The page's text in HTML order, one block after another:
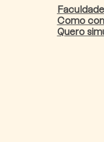
Como
Quero